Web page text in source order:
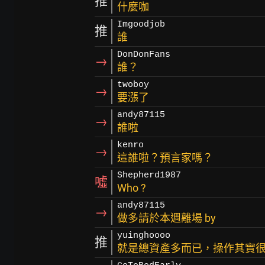
什麼咖
推 Imgoodjob
誰
→ DonDonFans
誰？
→ twoboy
要漲了
→ andy87115
誰啦
→ kenro
這誰啦？預言家嗎？
噓 Shepherd1987
Who ?
→ andy87115
做多請於本週離場 by
推 yuinghoooo
就是總資產多而已，操作其實